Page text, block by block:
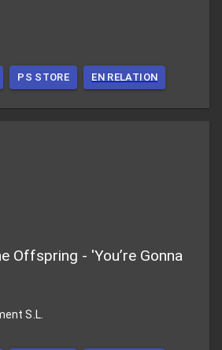
PS STORE EN RELATION
Offspring - 'You’re Gonna
S.L.